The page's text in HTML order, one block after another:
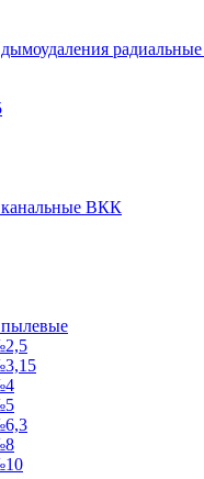
радиальные
ВКК